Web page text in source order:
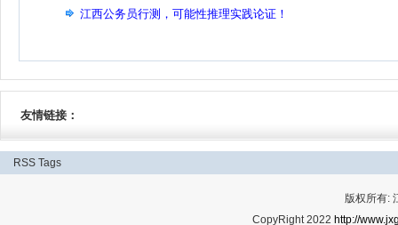
江西公务员行测，可能性推理实践论证！
友情链接：
RSS Tags
版权所有:
CopyRight 2022 http://